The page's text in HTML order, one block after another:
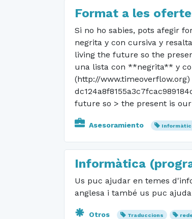
Format a les
Si no ho sabies, pots afegir
negrita y con cursiva y
living the future so the
una lista con **negrita** y
(http://
future so > the present is
Asesoramiento
Informàtica
Us puc ajudar en temes
anglesa i també us puc
Otros Traduccions